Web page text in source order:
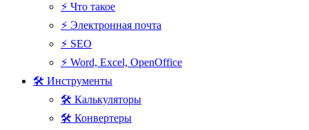
⚡ Что такое
⚡ Электронная почта
⚡ SEO
⚡ Word, Excel, OpenOffice
🛠 Инструменты
🛠 Калькуляторы
🛠 Конвертеры